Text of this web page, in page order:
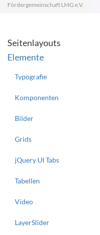
Fördergemeinschaft LMG e.V.
Seitenlayouts
Elemente
Typografie
Komponenten
Bilder
Grids
jQuery UI Tabs
Tabellen
Video
LayerSlider